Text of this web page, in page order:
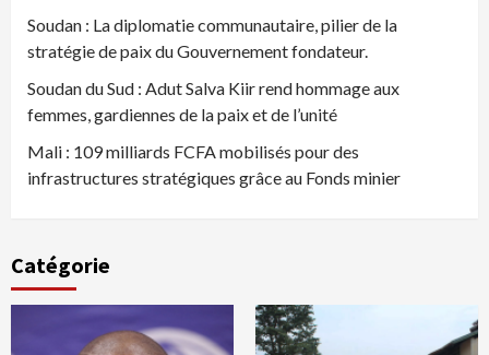
Soudan : La diplomatie communautaire, pilier de la
stratégie de paix du Gouvernement fondateur.
Soudan du Sud : Adut Salva Kiir rend hommage aux
femmes, gardiennes de la paix et de l’unité
Mali : 109 milliards FCFA mobilisés pour des
infrastructures stratégiques grâce au Fonds minier
Catégorie